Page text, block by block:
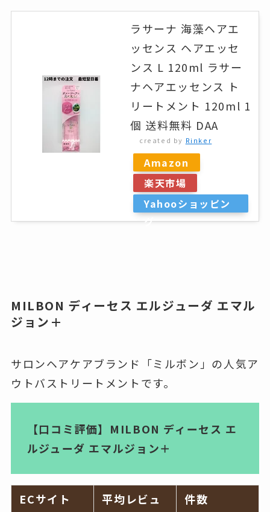
ラサーナ 海藻ヘアエ
ッセンス ヘアエッセ
ンス L 120ml ラサー
ナヘアエッセンス ト
リートメント 120ml 1
個 送料無料 DAA
created by Rinker
Amazon
楽天市場
Yahooショッピン
グ
MILBON ディーセス エルジューダ エマル
ジョン＋
サロンヘアケアブランド「ミルボン」の人気ア
ウトバストリートメントです。
【口コミ評価】MILBON ディーセス エ
ルジューダ エマルジョン＋
ECサイト
平均レビュ
件数